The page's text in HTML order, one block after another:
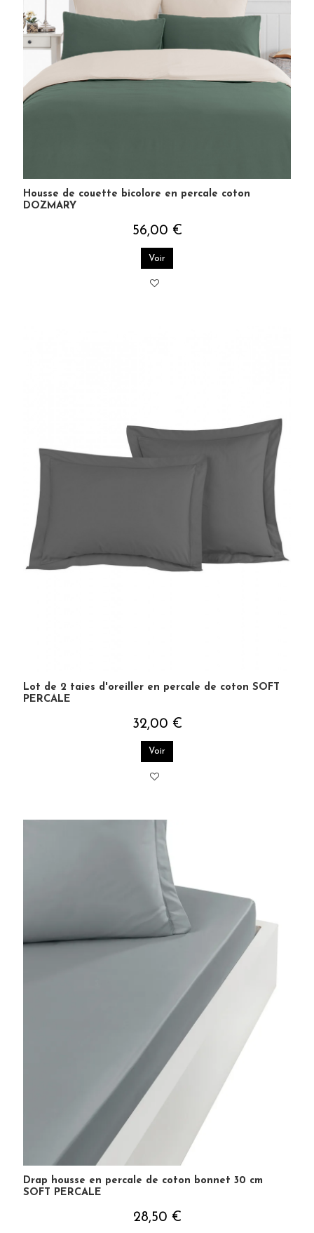
Housse de couette bicolore en percale coton
DOZMARY
56,00 €
Voir
Lot de 2 taies d'oreiller en percale de coton SOFT
PERCALE
32,00 €
Voir
Drap housse en percale de coton bonnet 30 cm
SOFT PERCALE
28,50 €